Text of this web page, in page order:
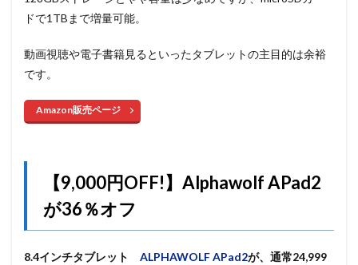
ドで1TBまで増量可能。
動画視聴や電子書籍見るといったタブレットの主目的は余裕
です。
Amazon販売ページ
【9,000円OFF!】Alphawolf APad2
が36％オフ
8.4インチタブレット ALPHAWOLF APad2が、通常24,999